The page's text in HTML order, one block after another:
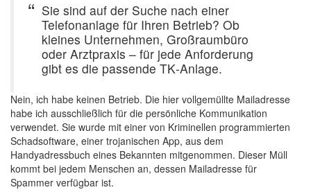
Sie sind auf der Suche nach einer
Telefonanlage für Ihren Betrieb? Ob
kleines Unternehmen, Großraumbüro
oder Arztpraxis – für jede Anforderung
gibt es die passende TK‑Anlage.
Nein, ich habe keinen Betrieb. Die hier vollgemüllte Mailadresse
habe ich ausschließlich für die persönliche Kommunikation
verwendet. Sie wurde mit einer von Kriminellen programmierten
Schadsoftware, einer trojanischen App, aus dem
Handyadressbuch eines Bekannten mitgenommen. Dieser Müll
kommt bei jedem Menschen an, dessen Mailadresse für
Spammer verfügbar ist.